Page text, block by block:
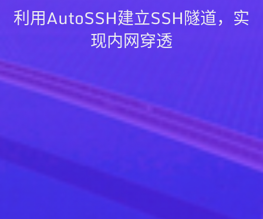
利用AutoSSH建立SSH隧道，实
现内网穿透